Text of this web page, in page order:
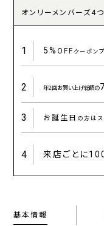
オンリーメンバーズ4
1 5%OFFクーポン
2 年2回お買い上げ総額の
3 お誕生日 の方は
4 来店ごとに
基本情報